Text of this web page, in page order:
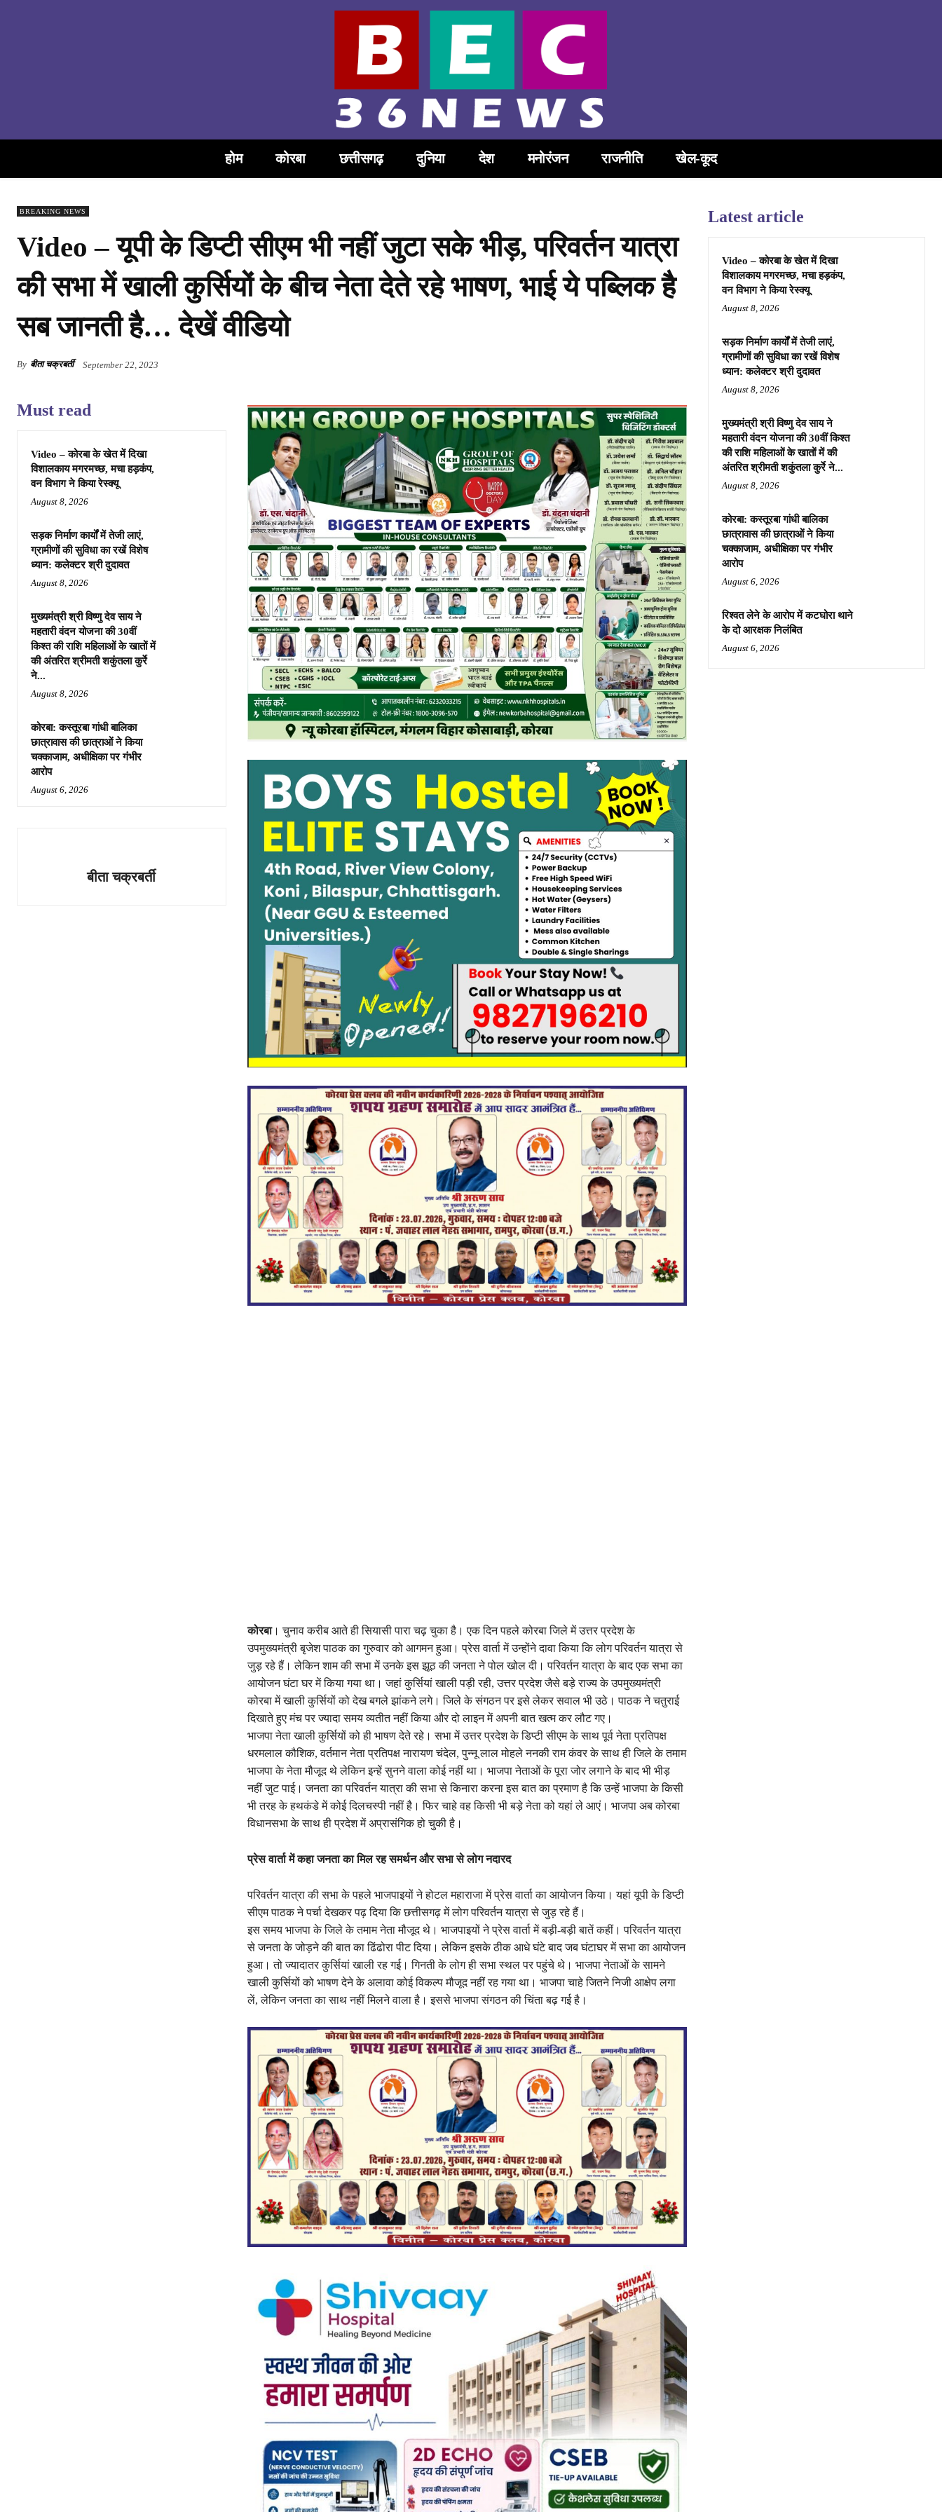
होम कोरबा छत्तीसगढ़ दुनिया देश मनोरंजन राजनीति खेल-कूद
BREAKING NEWS
Video – यूपी के डिप्टी सीएम भी नहीं जुटा सके भीड़, परिवर्तन यात्रा
की सभा में खाली कुर्सियों के बीच नेता देते रहे भाषण, भाई ये पब्लिक है
सब जानती है… देखें वीडियो
By बीता चक्रबर्ती September 22, 2023
Must read
Video – कोरबा के खेत में दिखा
विशालकाय मगरमच्छ, मचा हड़कंप,
वन विभाग ने किया रेस्क्यू
August 8, 2026
सड़क निर्माण कार्यों में तेजी लाएं,
ग्रामीणों की सुविधा का रखें विशेष
ध्यान: कलेक्टर श्री दुदावत
August 8, 2026
मुख्यमंत्री श्री विष्णु देव साय ने
महतारी वंदन योजना की 30वीं
किश्त की राशि महिलाओं के खातों में
की अंतरित श्रीमती शकुंतला कुर्रे
ने...
August 8, 2026
कोरबा: कस्तूरबा गांधी बालिका
छात्रावास की छात्राओं ने किया
चक्काजाम, अधीक्षिका पर गंभीर
आरोप
August 6, 2026
बीता चक्रबर्ती
कोरबा। चुनाव करीब आते ही सियासी पारा चढ़ चुका है। एक दिन पहले कोरबा जिले में उत्तर प्रदेश के
उपमुख्यमंत्री बृजेश पाठक का गुरुवार को आगमन हुआ। प्रेस वार्ता में उन्होंने दावा किया कि लोग परिवर्तन यात्रा से
जुड़ रहे हैं। लेकिन शाम की सभा में उनके इस झूठ की जनता ने पोल खोल दी। परिवर्तन यात्रा के बाद एक सभा का
आयोजन घंटा घर में किया गया था। जहां कुर्सियां खाली पड़ी रही, उत्तर प्रदेश जैसे बड़े राज्य के उपमुख्यमंत्री
कोरबा में खाली कुर्सियों को देख बगले झांकने लगे। जिले के संगठन पर इसे लेकर सवाल भी उठे। पाठक ने चतुराई
दिखाते हुए मंच पर ज्यादा समय व्यतीत नहीं किया और दो लाइन में अपनी बात खत्म कर लौट गए।
भाजपा नेता खाली कुर्सियों को ही भाषण देते रहे। सभा में उत्तर प्रदेश के डिप्टी सीएम के साथ पूर्व नेता प्रतिपक्ष
धरमलाल कौशिक, वर्तमान नेता प्रतिपक्ष नारायण चंदेल, पुन्नू लाल मोहले ननकी राम कंवर के साथ ही जिले के तमाम
भाजपा के नेता मौजूद थे लेकिन इन्हें सुनने वाला कोई नहीं था। भाजपा नेताओं के पूरा जोर लगाने के बाद भी भीड़
नहीं जुट पाई। जनता का परिवर्तन यात्रा की सभा से किनारा करना इस बात का प्रमाण है कि उन्हें भाजपा के किसी
भी तरह के हथकंडे में कोई दिलचस्पी नहीं है। फिर चाहे वह किसी भी बड़े नेता को यहां ले आएं। भाजपा अब कोरबा
विधानसभा के साथ ही प्रदेश में अप्रासंगिक हो चुकी है।
प्रेस वार्ता में कहा जनता का मिल रह समर्थन और सभा से लोग नदारद
परिवर्तन यात्रा की सभा के पहले भाजपाइयों ने होटल महाराजा में प्रेस वार्ता का आयोजन किया। यहां यूपी के डिप्टी
सीएम पाठक ने पर्चा देखकर पढ़ दिया कि छत्तीसगढ़ में लोग परिवर्तन यात्रा से जुड़ रहे हैं।
इस समय भाजपा के जिले के तमाम नेता मौजूद थे। भाजपाइयों ने प्रेस वार्ता में बड़ी-बड़ी बातें कहीं। परिवर्तन यात्रा
से जनता के जोड़ने की बात का ढिंढोरा पीट दिया। लेकिन इसके ठीक आधे घंटे बाद जब घंटाघर में सभा का आयोजन
हुआ। तो ज्यादातर कुर्सियां खाली रह गई। गिनती के लोग ही सभा स्थल पर पहुंचे थे। भाजपा नेताओं के सामने
खाली कुर्सियों को भाषण देने के अलावा कोई विकल्प मौजूद नहीं रह गया था। भाजपा चाहे जितने निजी आक्षेप लगा
लें, लेकिन जनता का साथ नहीं मिलने वाला है। इससे भाजपा संगठन की चिंता बढ़ गई है।
Latest article
Video – कोरबा के खेत में दिखा
विशालकाय मगरमच्छ, मचा हड़कंप,
वन विभाग ने किया रेस्क्यू
August 8, 2026
सड़क निर्माण कार्यों में तेजी लाएं,
ग्रामीणों की सुविधा का रखें विशेष
ध्यान: कलेक्टर श्री दुदावत
August 8, 2026
मुख्यमंत्री श्री विष्णु देव साय ने
महतारी वंदन योजना की 30वीं किश्त
की राशि महिलाओं के खातों में की
अंतरित श्रीमती शकुंतला कुर्रे ने...
August 8, 2026
कोरबा: कस्तूरबा गांधी बालिका
छात्रावास की छात्राओं ने किया
चक्काजाम, अधीक्षिका पर गंभीर
आरोप
August 6, 2026
रिश्वत लेने के आरोप में कटघोरा थाने
के दो आरक्षक निलंबित
August 6, 2026